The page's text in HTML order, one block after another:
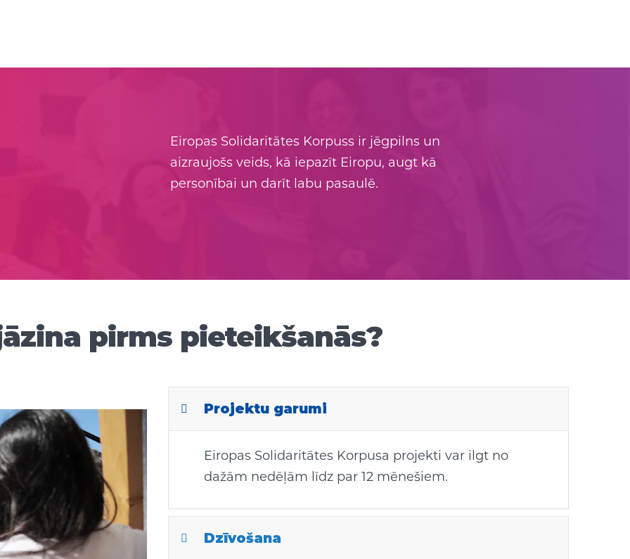
Eiropas Solidaritātes Korpuss ir jēgpilns un
aizraujošs veids, kā iepazīt Eiropu, augt kā
personībai un darīt labu pasaulē.
pirms pieteikšanās?
Projektu garumi
Eiropas Solidaritātes Korpusa projekti var ilgt no
dažām nedēļām līdz par 12 mēnešiem.
Dzīvošana